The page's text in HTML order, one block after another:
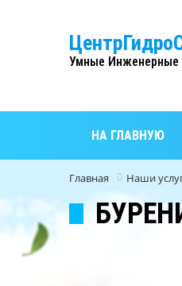
Умные Инженерные
НА ГЛАВНУЮ
Главная Наши